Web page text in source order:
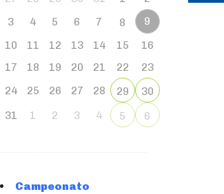
3
4 5 6 7 8
9
10
11 12 13 14 15
16
17
18 19 20 21 22
23
24
25 26 27 28 29
30
31
1 2 3 4 5 6
Campeonato